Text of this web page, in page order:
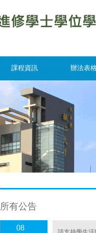
課程資訊 辦法表
所有公告
08